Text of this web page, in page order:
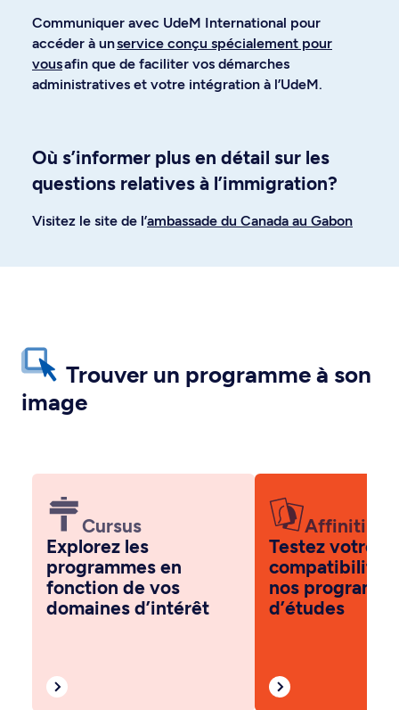
Communiquer avec UdeM International pour
accéder à unservice conçu spécialement pour
vousafin que de faciliter vos démarches
administratives et votre intégration à l’UdeM.
Où s’informer plus en détail sur les
questions relatives à l’immigration?
Visitez le site de l’ambassade du Canada au Gabon
Trouver un programme à son
image
Cursus
Explorez les
programmes en
fonction de vos
domaines d’intérêt
Affiniti
Testez votre
compatibilité
nos
d’études